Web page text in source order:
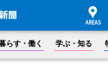
らす・働く 学ぶ・知る